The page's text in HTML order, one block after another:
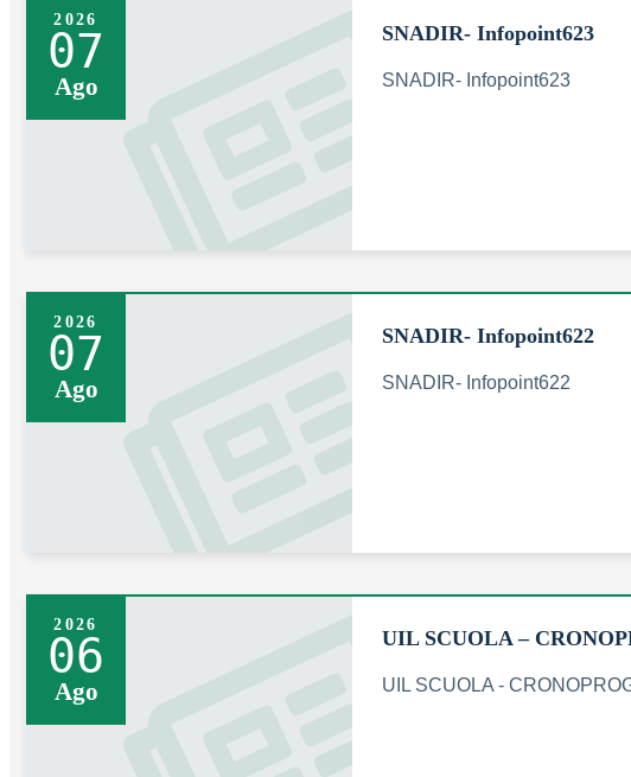
2026
07
Ago
SNADIR- Infopoint623
SNADIR- Infopoint623
2026
07
Ago
SNADIR- Infopoint622
SNADIR- Infopoint622
2026
06
Ago
UIL SCUOLA –
UIL SCUOLA -